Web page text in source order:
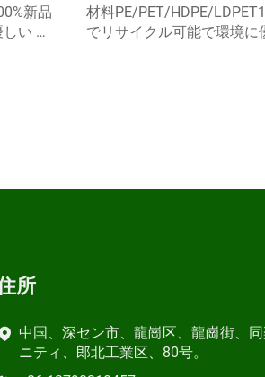
付き
新品
い 食
＆クリーム用スーパ
ソフトタッチ キャッ
材料PE/PET/HDPE/
でリサイクル可能で環境に
所
中国、深セン市、龍崗区、龍崗街、
ニティ、郎北工業区、80号。